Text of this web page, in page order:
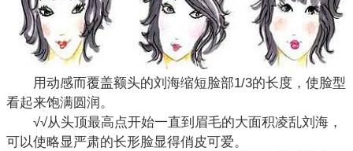
用动感而覆盖额头的刘海缩短脸部1/3的长度，使脸型
看起来饱满圆润。
√√从头顶最高点开始一直到眉毛的大面积凌乱刘海，
可以使略显严肃的长形脸显得俏皮可爱。